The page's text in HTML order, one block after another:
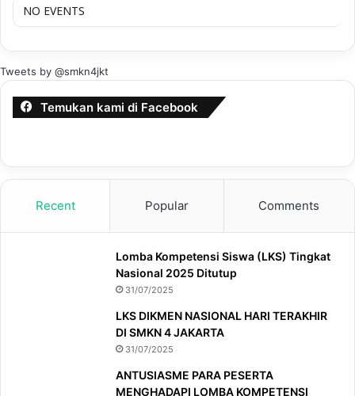
NO EVENTS
Tweets by @smkn4jkt
Temukan kami di Facebook
Recent Popular Comments
Lomba Kompetensi Siswa (LKS) Tingkat
Nasional 2025 Ditutup
31/07/2025
LKS DIKMEN NASIONAL HARI TERAKHIR
DI SMKN 4 JAKARTA
31/07/2025
ANTUSIASME PARA PESERTA
MENGHADAPI LOMBA KOMPETENSI